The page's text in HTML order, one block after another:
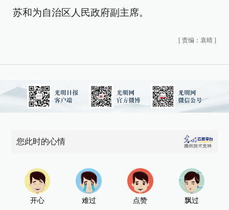
苏和为自治区人民政府副主席。
[ 责编：袁晴 ]
您此时的心情
开心 难过 点赞 飘过